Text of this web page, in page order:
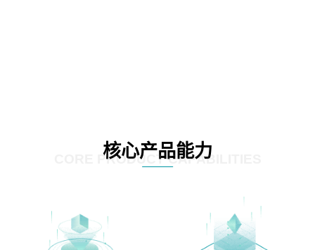
核心产品能力
CORE PRODUCT CAPABILITIES